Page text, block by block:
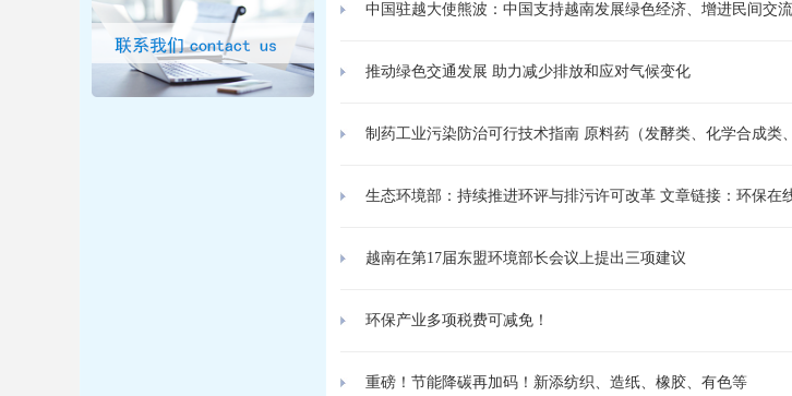
中国驻越大使熊波：中国支持越南发展绿色经济、增进民间交流
推动绿色交通发展 助力减少排放和应对气候变化
制药工业污染防治可行技术指南 原料药（发酵类、化学合成类
生态环境部：持续推进环评与排污许可改革 文章链接：环保在
越南在第17届东盟环境部长会议上提出三项建议
环保产业多项税费可减免！
重磅！节能降碳再加码！新添纺织、造纸、橡胶、有色等